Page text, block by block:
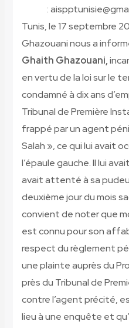
:
Tunis, le 17 septembre
Ghazouani nous a
Ghaith Ghazouani,
en vertu de la loi sur le
condamné à dix ans
Tribunal de Première
frappé par un agent
Salah », ce qui lui avait
l’épaule gauche. Il lui
avait attenté à sa
deuxième jour du mois
convient de noter que
est connu pour son
respect du règlement
une plainte auprès du
près du Tribunal de
contre l’agent précité,
lieu à une enquête et